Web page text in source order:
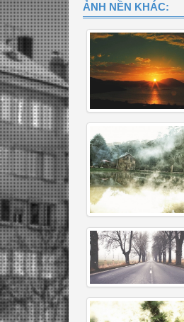
ẢNH NỀN KHÁC: